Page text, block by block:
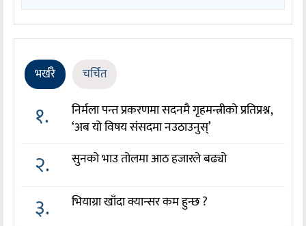
भर्खरै चर्चित
१.
निर्मला पन्त प्रकरणमा सदनमै गृहमन्त्रीको प्रतिप्रश्न,
‘अब यो विषय संसदमा नउठाउनुस्’
२. सुनको भाउ तोलमा आठ हजारले बढ्यो
३. भियाग्रा खाँदा क्यान्सर कम हुन्छ ?